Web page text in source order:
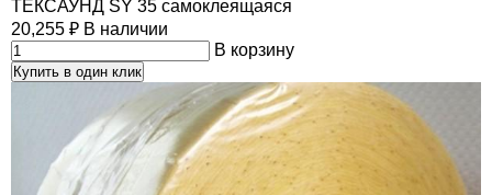
ТЕКСАУНД SY 35 самоклеящаяся
20,255 ₽ В наличии
В корзину
Купить в один клик